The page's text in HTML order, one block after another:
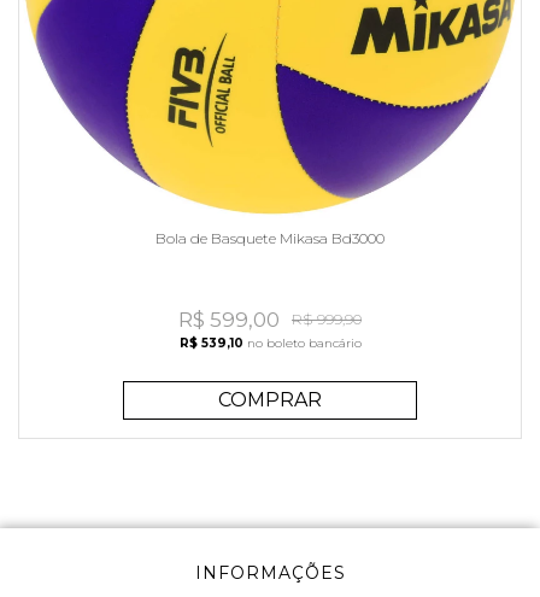
Bola de Basquete Mikasa Bd3000
R$ 599,00 R$ 999,90
R$ 539,10 no boleto bancário
COMPRAR
INFORMAÇÕES